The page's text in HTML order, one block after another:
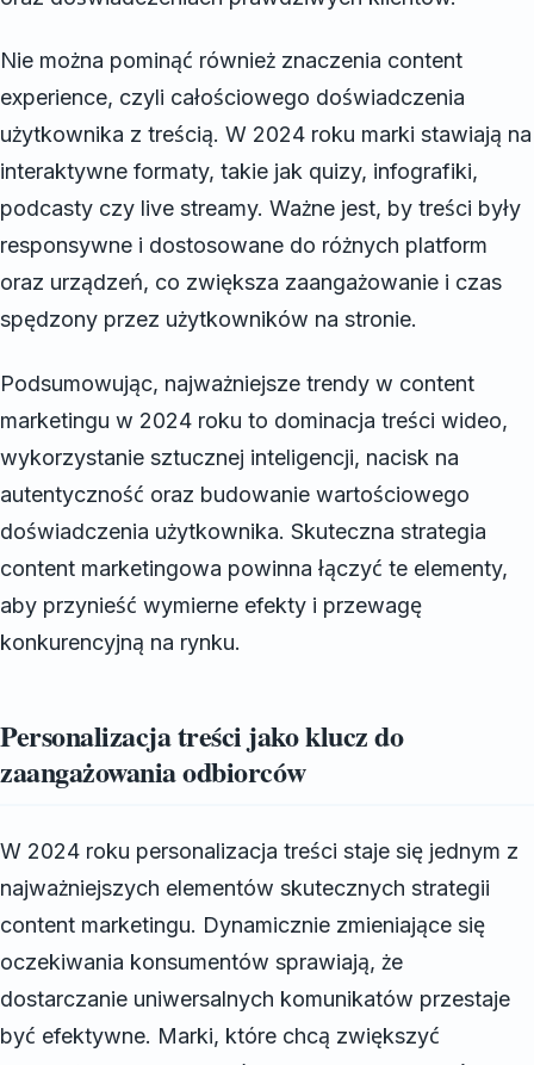
Nie można pominąć również znaczenia content
experience, czyli całościowego doświadczenia
użytkownika z treścią. W 2024 roku marki stawiają na
interaktywne formaty, takie jak quizy, infografiki,
podcasty czy live streamy. Ważne jest, by treści były
responsywne i dostosowane do różnych platform
oraz urządzeń, co zwiększa zaangażowanie i czas
spędzony przez użytkowników na stronie.
Podsumowując, najważniejsze trendy w content
marketingu w 2024 roku to dominacja treści wideo,
wykorzystanie sztucznej inteligencji, nacisk na
autentyczność oraz budowanie wartościowego
doświadczenia użytkownika. Skuteczna strategia
content marketingowa powinna łączyć te elementy,
aby przynieść wymierne efekty i przewagę
konkurencyjną na rynku.
Personalizacja treści jako klucz do
zaangażowania odbiorców
W 2024 roku personalizacja treści staje się jednym z
najważniejszych elementów skutecznych strategii
content marketingu. Dynamicznie zmieniające się
oczekiwania konsumentów sprawiają, że
dostarczanie uniwersalnych komunikatów przestaje
być efektywne. Marki, które chcą zwiększyć